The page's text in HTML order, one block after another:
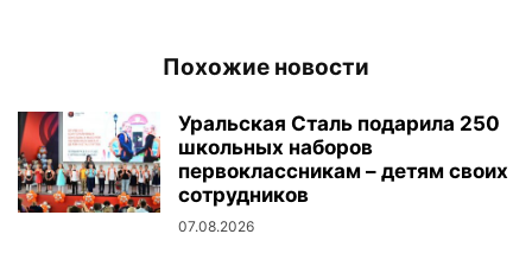
Похожие новости
Уральская Сталь подарила 250
школьных наборов
первоклассникам – детям своих
сотрудников
07.08.2026